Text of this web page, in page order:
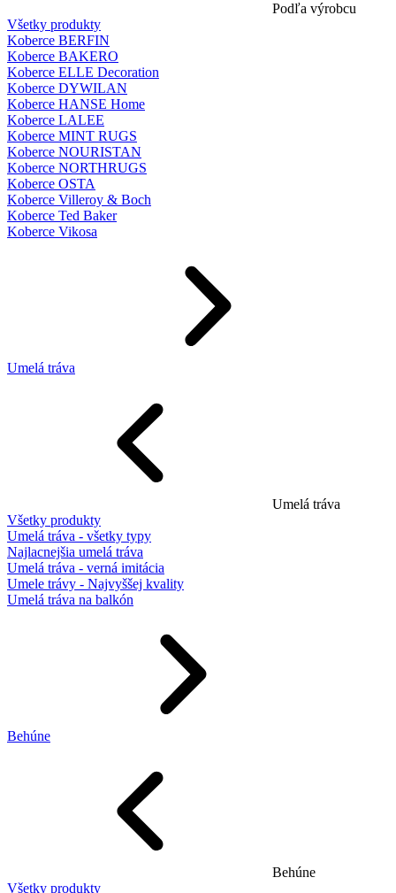
Podľa výrobcu
Všetky produkty
Koberce BERFIN
Koberce BAKERO
Koberce ELLE Decoration
Koberce DYWILAN
Koberce HANSE Home
Koberce LALEE
Koberce MINT RUGS
Koberce NOURISTAN
Koberce NORTHRUGS
Koberce OSTA
Koberce Villeroy & Boch
Koberce Ted Baker
Koberce Vikosa
Umelá tráva
Umelá tráva
Všetky produkty
Umelá tráva - všetky typy
Najlacnejšia umelá tráva
Umelá tráva - verná imitácia
Umele trávy - Najvyššej kvality
Umelá tráva na balkón
Behúne
Behúne
Všetky produkty